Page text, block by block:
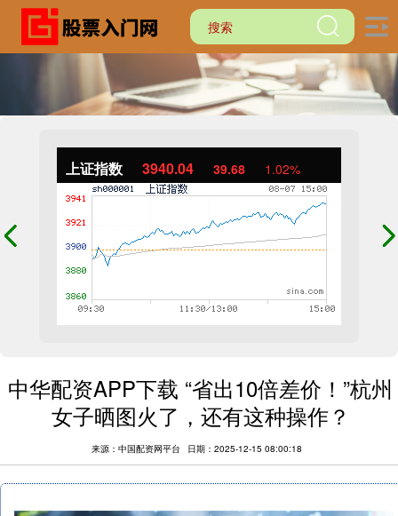
上证指数 3940.04 39.68 1.02%
中华配资APP下载 “省出10倍差价！”杭州
女子晒图火了，还有这种操作？
来源：中国配资网平台 日期：2025-12-15 08:00:18